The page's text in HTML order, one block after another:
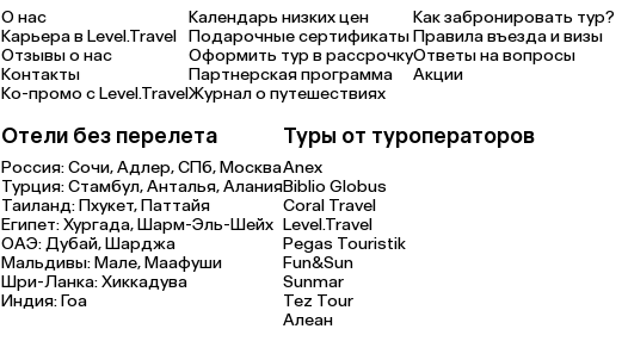
О нас
Карьера в Level.Travel
Отзывы о нас
Контакты
Ко-промо с Level.Travel
Календарь низких цен
Подарочные сертификаты
Оформить тур в рассрочку
Партнерская программа
Журнал о путешествиях
Как забронировать тур?
Правила въезда и визы
Ответы на вопросы
Акции
Отели без перелета
Россия:Сочи,Адлер,СПб,Москва
Турция:Стамбул,Анталья,Алания
Таиланд:Пхукет,Паттайя
Египет:Хургада,Шарм-Эль-Шейх
ОАЭ:Дубай,Шарджа
Мальдивы:Мале,Маафуши
Шри-Ланка:Хиккадува
Индия:Гоа
Туры от туроператоров
Anex
Biblio Globus
Coral Travel
Level.Travel
Pegas Touristik
Fun&Sun
Sunmar
Tez Tour
Алеан